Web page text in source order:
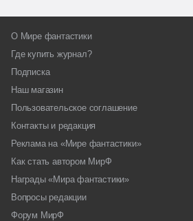
О Мире фантастики
Где купить журнал?
Подписка
Наш магазин
Пользовательское соглашение
Контакты и редакция
Реклама на «Мире фантастики»
Как стать автором МирФ
Награды «Мира фантастики»
Вопросы редакции
Форум МирФ